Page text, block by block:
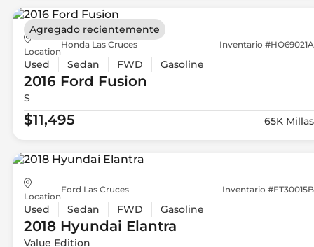
Location
Honda Las Cruces Inventario #HO69021A
Used Sedan FWD Gasoline
2016 Ford Fusion
S
$11,495 65K Millas
Agregado recientemente
Location
Ford Las Cruces Inventario #FT30015B
Used Sedan FWD Gasoline
2018 Hyundai Elantra
Value Edition